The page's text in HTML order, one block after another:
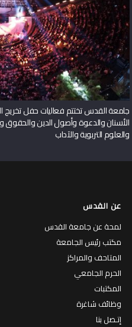
جامعة القدس تختتم فعاليات حفل تخريج
الأسنان والدعوة وأصول الدين والحقوق
والعلوم التربوية والآداب
عن القدس
لمحة عن جامعة القدس
مكتب رئيس الجامعة
المتاحف والمراكز
الحرم الجامعي
المكتبات
وظائف شاغرة
إتـصل بنا